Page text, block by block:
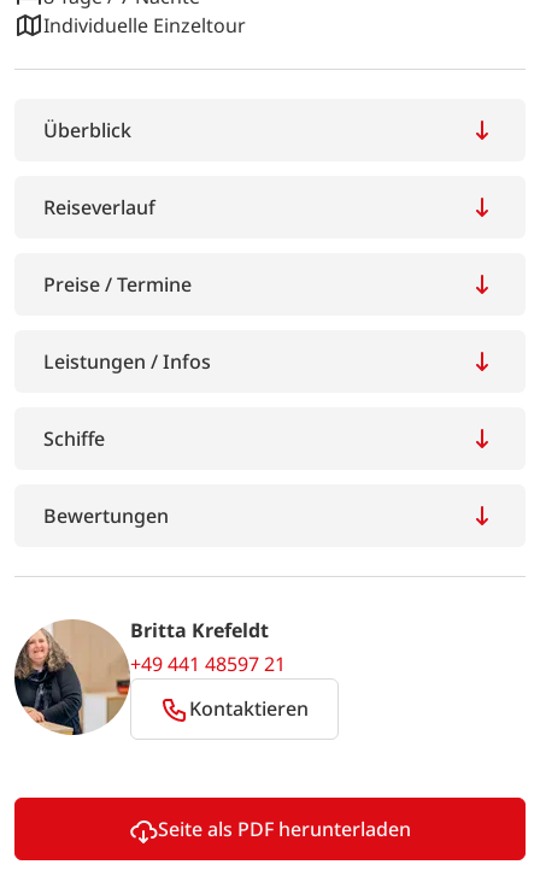
Individuelle Einzeltour
Überblick
Reiseverlauf
Preise / Termine
Leistungen / Infos
Schiffe
Bewertungen
Britta Krefeldt
+49 441 48597 21
Kontaktieren
Seite als PDF herunterladen